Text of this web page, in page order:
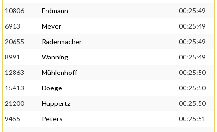
10806
Erdmann
00:25:49
6913
Meyer
00:25:49
20655
Radermacher
00:25:49
8991
Wanning
00:25:49
12863
Mühlenhoff
00:25:50
15413
Doege
00:25:50
21200
Huppertz
00:25:50
9455
Peters
00:25:51